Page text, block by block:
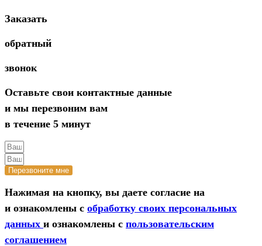
Заказать
обратный
звонок
Оставьте свои контактные данные
и мы перезвоним вам
в течение 5 минут
Перезвоните мне
Нажимая на кнопку, вы даете согласие на
и ознакомлены с обработку своих персональных
данных и ознакомлены с пользовательским
соглашением